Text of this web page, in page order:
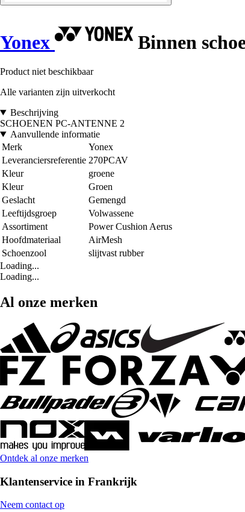
Yonex Binnen
Product niet beschikbaar
Alle varianten zijn uitverkocht
Beschrijving
SCHOENEN PC-ANTENNE 2
Aanvullende informatie
Merk
Yonex
Leveranciersreferentie 270PCAV
Kleur
groene
Kleur
Groen
Geslacht
Gemengd
Leeftijdsgroep
Volwassene
Assortiment
Power Cushion Aerus
Hoofdmateriaal
AirMesh
Schoenzool
slijtvast rubber
Loading...
Loading...
Al onze merken
Ontdek al onze merken
Klantenservice in Frankrijk
Neem contact op